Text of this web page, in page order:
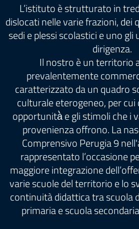
L’istituto è strutturato in
dislocati nelle varie frazioni, dei
sedi e plessi scolastici e uno
dirigenza.
Il nostro è un territorio
prevalentemente
caratterizzato da un quadro
culturale eterogeneo, per
opportunità̀ e gli stimoli che i
provenienza offrono. La
Comprensivo Perugia 9
rappresentato l’occasione
maggiore integrazione
varie scuole del territorio e lo
continuità didattica tra scuola
primaria e scuola